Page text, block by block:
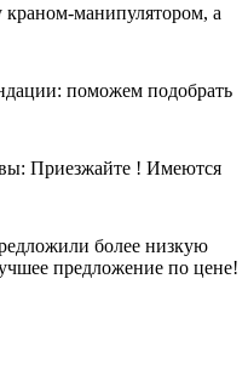
краном-манипулятором, а
поможем подобрать
Приезжайте ! Имеются
более низкую
предложение по цене!